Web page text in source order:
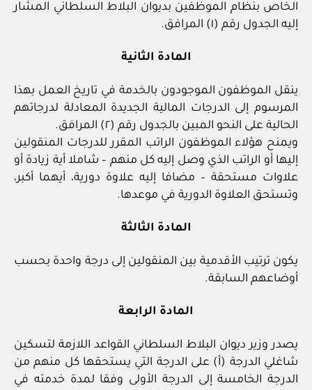
الخاص بنظام الموظفين بديوان البلاط السلطاني المشار
إليه الجدول رقم (١) المرافق.
المادة الثانية
ينقل الموظفون الموجودون بالخدمة في تاريخ العمل بهذا
المرسوم إلى الدرجات المالية الجديدة المعادلة لدرجاتهم
الحالية على النحو المبين بالجدول رقم (٢) المرافق.
ويمنح هؤلاء الموظفون الراتب المقرر للدرجات المنقولين
إليها أو الراتب الذي وصل إليه كل منهم – شاملا أية زيادة أو
علاوات مستحقة – مضافا إليه علاوة دورية، أيهما أكبر،
وتستحق العلاوة الدورية في موعدها.
المادة الثالثة
يكون ترتيب الأقدمية بين المنقولين إلى درجة واحدة بحسب
أوضاعهم السابقة.
المادة الرابعة
يصدر وزير ديوان البلاط السلطاني القواعد اللازمة لتسكين
شاغلي الدرجة (أ) على الدرجة التي يستحقها كل منهم من
الدرجة الخامسة إلى الدرجة الأولى وفقا لمدة خدمته في